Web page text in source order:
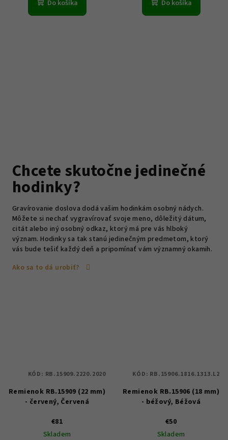
Do košíka Do košíka
Chcete skutočne jedinečné
hodinky?
Gravírovanie doslova dodá vašim hodinkám osobný nádych.
Môžete si nechať vygravírovať svoje meno, dôležitý dátum,
citát alebo iný osobný odkaz, ktorý má pre vás hlboký
význam. Hodinky sa tak stanú jedinečným predmetom, ktorý
vás bude tešiť každý deň a pripomínať vám významný okamih.
Ako sa to dá urobiť?
Remienok RB.15909 (22 mm)
- červený, Červená
€81
Skladem
KÓD: RB.15909.2220.2020
Remienok RB.15906 (18 mm)
- béžový, Béžová
€50
Skladem
KÓD: RB.15906.1816.1313.L2